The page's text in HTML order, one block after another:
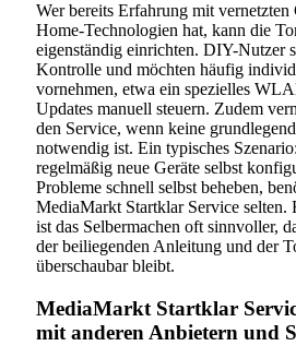
Wer bereits Erfahrung mit vernetzten
Home-Technologien hat, kann die
eigenständig einrichten. DIY-Nutzer
Kontrolle und möchten häufig
vornehmen, etwa ein spezielles
Updates manuell steuern. Zudem
den Service, wenn keine
notwendig ist. Ein typisches
regelmäßig neue Geräte selbst
Probleme schnell selbst beheben,
MediaMarkt Startklar Service selten.
ist das Selbermachen oft sinnvoller,
der beiliegenden Anleitung und der
überschaubar bleibt.
MediaMarkt Startklar
mit anderen Anbietern und